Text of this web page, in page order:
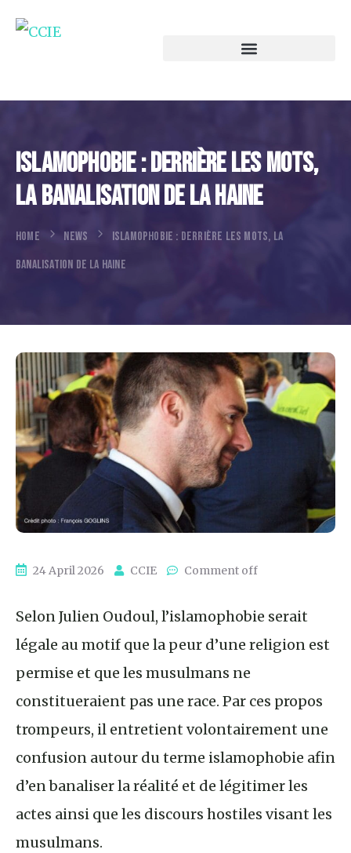
Islamophobie : Derrière Les Mots,
La Banalisation De La Haine
HOME NEWS
ISLAMOPHOBIE : DERRIÈRE LES MOTS, LA
BANALISATION DE LA HAINE
24 April 2026 CCIE Comment off
Selon Julien Oudoul, l’islamophobie serait
légale au motif que la peur d’une religion est
permise et que les musulmans ne
constitueraient pas une race. Par ces propos
trompeurs, il entretient volontairement une
confusion autour du terme islamophobie afin
d’en banaliser la réalité et de légitimer les
actes ainsi que les discours hostiles visant les
musulmans.